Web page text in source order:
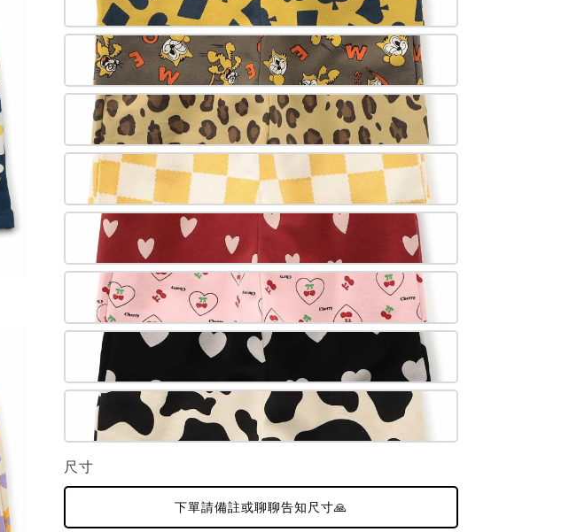
尺寸
下單請備註或聊聊告知尺寸🙏